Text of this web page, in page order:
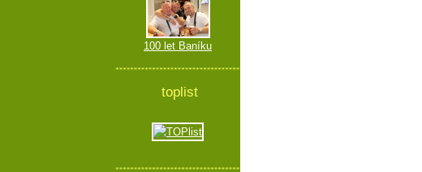
100 let Baníku
toplist